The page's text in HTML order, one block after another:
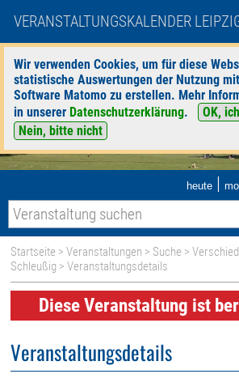
VERANSTALTUNGSKALENDER
Wir verwenden Cookies, um für diese
statistische Auswertungen der Nutzung
Software Matomo zu erstellen. Mehr
in unserer Datenschutzerklärung.
OK,
Nein, bitte nicht
heute |
Startseite >Veranstaltungen > Suche >
Schleußig > Veranstaltungsdetails
Diese Veranstaltung ist
Veranstaltungsdetails